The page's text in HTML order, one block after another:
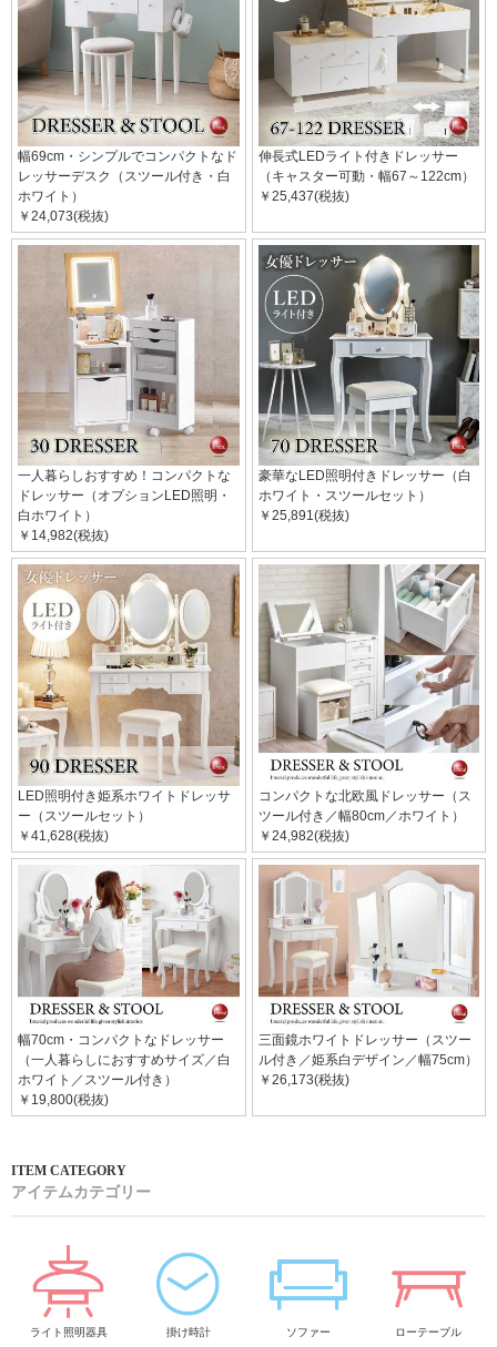
幅69cm・シンプルでコンパクトなド
レッサーデスク（スツール付き・白
ホワイト）
￥24,073(税抜)
伸長式LEDライト付きドレッサー
（キャスター可動・幅67～122cm）
￥25,437(税抜)
一人暮らしおすすめ！コンパクトな
ドレッサー（オプションLED照明・
白ホワイト）
￥14,982(税抜)
豪華なLED照明付きドレッサー（白
ホワイト・スツールセット）
￥25,891(税抜)
LED照明付き姫系ホワイトドレッサ
ー（スツールセット）
￥41,628(税抜)
コンパクトな北欧風ドレッサー（ス
ツール付き／幅80cm／ホワイト）
￥24,982(税抜)
幅70cm・コンパクトなドレッサー
（一人暮らしにおすすめサイズ／白
ホワイト／スツール付き）
￥19,800(税抜)
三面鏡ホワイトドレッサー（スツー
ル付き／姫系白デザイン／幅75cm）
￥26,173(税抜)
アイテムカテゴリー
ライト照明器具 掛け時計 ソファー ローテーブル